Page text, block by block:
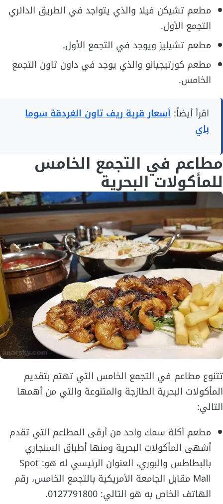
مطعم تشيكن فيلا والذي يتواجد في الطريق الدائري
التجمع الأول.
مطعم تشيليز ويوجد في التجمع الأول.
مطعم كورتيجيانو والذي يوجد في داون تاون التجمع
الخامس.
اقرأ أيضاً: أسعار قرية ريف تاون الغردقة سوما
باي
مطاعم في التجمع الخامس
للمأكولات البحرية
تتنوع مطاعم في التجمع الخامس التي تهتم بتقديم
المأكولات البحرية الطازجة والمتنوعة والتي من أهمها
التالي:
مطعم أكلة سمك واحد من أرقى المطاعم التي تقدم
أشهى المأكولات البحرية ومنها أطباق السنجاري
بالبطاطس والبوري، العنوان الرئيسي له هو: Spot
Mall مقابل الجامعة الأمريكية بالتجمع الخامس، رقم
الهاتف الخاص به هو التالي: 0127791800.